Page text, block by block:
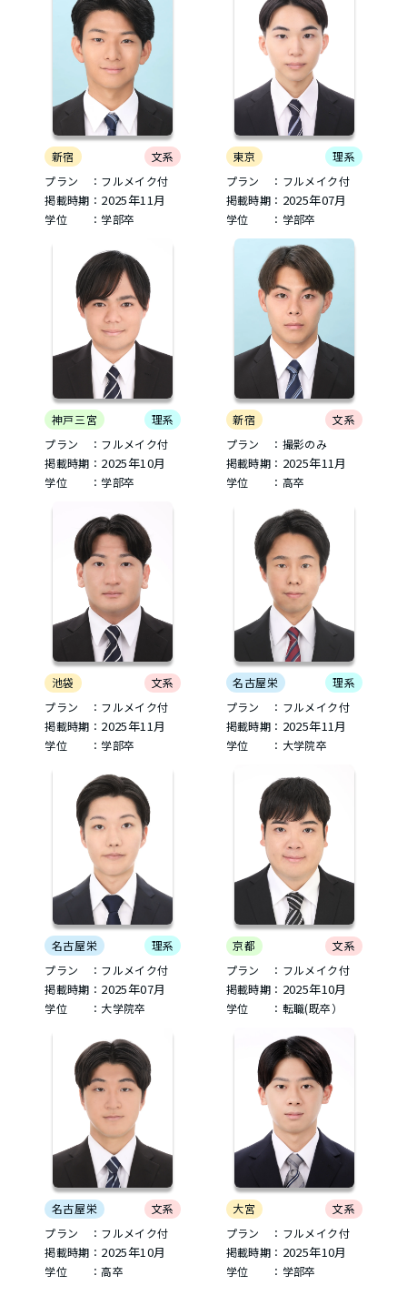
新宿
文系
プラン ：フルメイク付
掲載時期： 2025年11月
学位 ：学部卒
東京
理系
プラン ：フルメイク付
掲載時期： 2025年07月
学位 ：学部卒
神戸三宮
理系
プラン ：フルメイク付
掲載時期： 2025年10月
学位 ：学部卒
新宿
文系
プラン ：撮影のみ
掲載時期： 2025年11月
学位 ：高卒
池袋
文系
プラン ：フルメイク付
掲載時期： 2025年11月
学位 ：学部卒
名古屋栄
理系
プラン ：フルメイク付
掲載時期： 2025年11月
学位 ：大学院卒
名古屋栄
理系
プラン ：フルメイク付
掲載時期： 2025年07月
学位 ：大学院卒
京都
文系
プラン ：フルメイク付
掲載時期： 2025年10月
学位 ：転職(既卒）
名古屋栄
文系
プラン ：フルメイク付
掲載時期： 2025年10月
学位 ：高卒
大宮
文系
プラン ：フルメイク付
掲載時期： 2025年10月
学位 ：学部卒